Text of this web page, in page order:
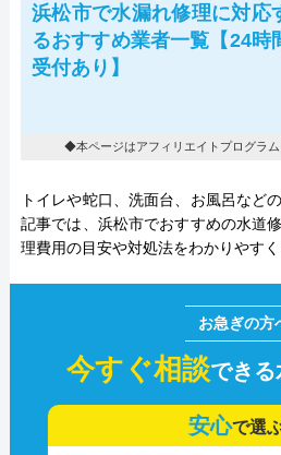
浜松市で水漏れ修理に対応
るおすすめ業者一覧【24時
受付あり】
◆本ページはアフィリエイトプログラム
トイレや蛇口、洗面台、お風呂など
記事では、浜松市でおすすめの水道
理費用の目安や対処法をわかりやすく
今すぐ相談できる
安心で選